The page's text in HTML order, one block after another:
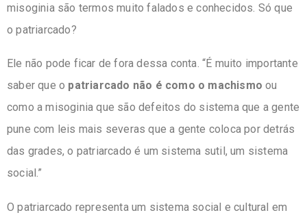
misoginia são termos muito falados e conhecidos. Só que
o patriarcado?
Ele não pode ficar de fora dessa conta. “É muito importante
saber que o patriarcado não é como o machismo ou
como a misoginia que são defeitos do sistema que a gente
pune com leis mais severas que a gente coloca por detrás
das grades, o patriarcado é um sistema sutil, um sistema
social.”
O patriarcado representa um sistema social e cultural em